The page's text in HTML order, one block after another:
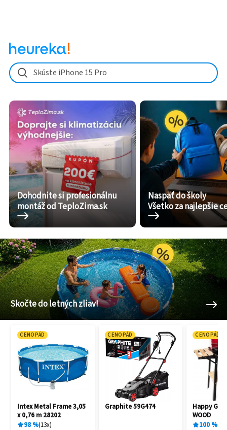
Skúste iPhone 15 Pro
Dohodnite si profesionálnu
montáž od TeploZima.sk
Naspäť do školy
Všetko za najlepšie
Skočte do letných zliav!
CENOPÁD
Intex Metal Frame 3,05
x 0,76 m 28202
98% 13x
CENOPÁD
Graphite 59G474
CENOPÁD
Happy
WOOD
100%